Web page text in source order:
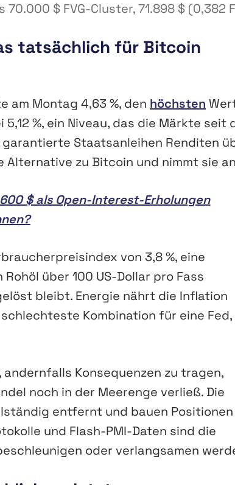
$ FVG-Cluster, 71.898 $ (0,382
tatsächlich für Bitcoin
am Montag 4,63 %, den höchsten
%, ein Niveau, das die Märkte seit
Staatsanleihen Renditen
zu Bitcoin und nimmt sie
$ als Open-Interest-Erholungen
von 3,8 %, eine
über 100 US-Dollar pro Fass
bleibt. Energie nährt die Inflation
Kombination für eine Fed,
Konsequenzen zu tragen,
noch in der Meerenge verließ. Die
entfernt und bauen Positionen
und Flash-PMI-Daten sind die
oder verlangsamen